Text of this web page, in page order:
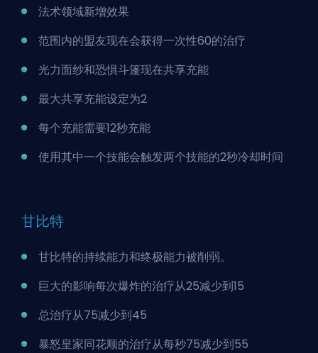
法术领域新增效果
范围内的盟友现在会获得一次性60的治疗
光力面纱和恐惧斗篷现在共享充能
最大共享充能设定为2
每个充能需要12秒充能
使用其中一个技能会触发两个技能的2秒冷却时间
甘比特
甘比特的持续能力和终极能力被削弱。
巨大的影响每次爆炸的治疗从25减少到15
总治疗从75减少到45
暴怒皇家同花顺的治疗从每秒75减少到55